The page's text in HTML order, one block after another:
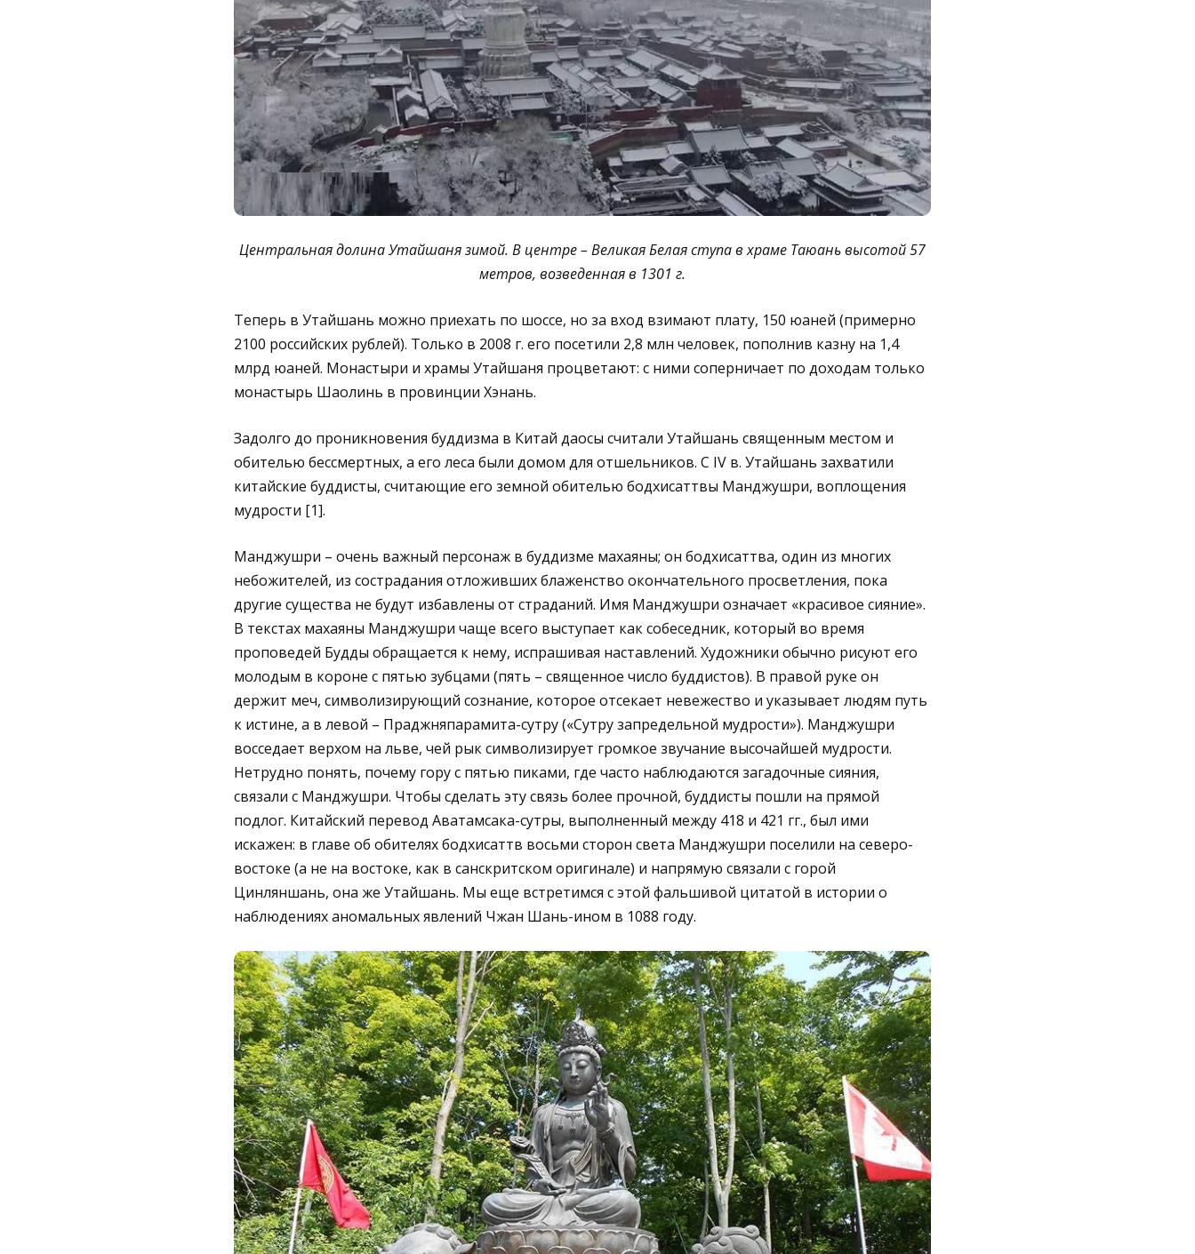
Центральная долина Утайшаня зимой. В центре – Великая Белая ступа в храме Таюань высотой 57
метров, возведенная в 1301 г.
Теперь в Утайшань можно приехать по шоссе, но за вход взимают плату, 150 юаней (примерно
2100 российских рублей). Только в 2008 г. его посетили 2,8 млн человек, пополнив казну на 1,4
млрд юаней. Монастыри и храмы Утайшаня процветают: с ними соперничает по доходам только
монастырь Шаолинь в провинции Хэнань.
Задолго до проникновения буддизма в Китай даосы считали Утайшань священным местом и
обителью бессмертных, а его леса были домом для отшельников. С IV в. Утайшань захватили
китайские буддисты, считающие его земной обителью бодхисаттвы Манджушри, воплощения
мудрости [1].
Манджушри – очень важный персонаж в буддизме махаяны; он бодхисаттва, один из многих
небожителей, из сострадания отложивших блаженство окончательного просветления, пока
другие существа не будут избавлены от страданий. Имя Манджушри означает «красивое сияние».
В текстах махаяны Манджушри чаще всего выступает как собеседник, который во время
проповедей Будды обращается к нему, испрашивая наставлений. Художники обычно рисуют его
молодым в короне с пятью зубцами (пять – священное число буддистов). В правой руке он
держит меч, символизирующий сознание, которое отсекает невежество и указывает людям путь
к истине, а в левой – Праджняпарамита-сутру («Сутру запредельной мудрости»). Манджушри
восседает верхом на льве, чей рык символизирует громкое звучание высочайшей мудрости.
Нетрудно понять, почему гору с пятью пиками, где часто наблюдаются загадочные сияния,
связали с Манджушри. Чтобы сделать эту связь более прочной, буддисты пошли на прямой
подлог. Китайский перевод Аватамсака-сутры, выполненный между 418 и 421 гг., был ими
искажен: в главе об обителях бодхисаттв восьми сторон света Манджушри поселили на северо-
востоке (а не на востоке, как в санскритском оригинале) и напрямую связали с горой
Цинляншань, она же Утайшань. Мы еще встретимся с этой фальшивой цитатой в истории о
наблюдениях аномальных явлений Чжан Шань-ином в 1088 году.